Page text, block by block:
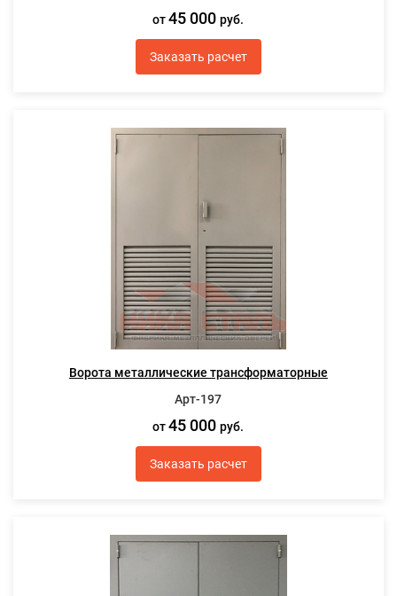
от45 000руб.
Заказать расчет
Ворота металлические трансформаторные
Арт-197
от45 000руб.
Заказать расчет